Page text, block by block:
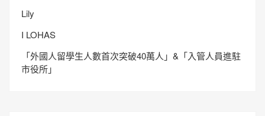
Lily
I LOHAS
「外國人留學生人數首次突破40萬人」&「入管人員進駐
市役所」